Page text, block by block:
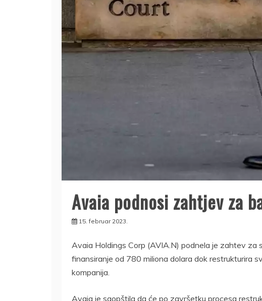
Avaia podnosi zahtjev za
15. februar 2023.
Avaia Holdings Corp (AVIA.N) podnela je zahtev za
finansiranje od 780 miliona dolara dok restrukturira
kompanija.
Avaia je saopštila da će po završetku procesa